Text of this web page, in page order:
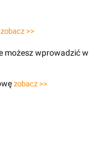
zobacz >>
możesz wprowadzić w
zobacz >>